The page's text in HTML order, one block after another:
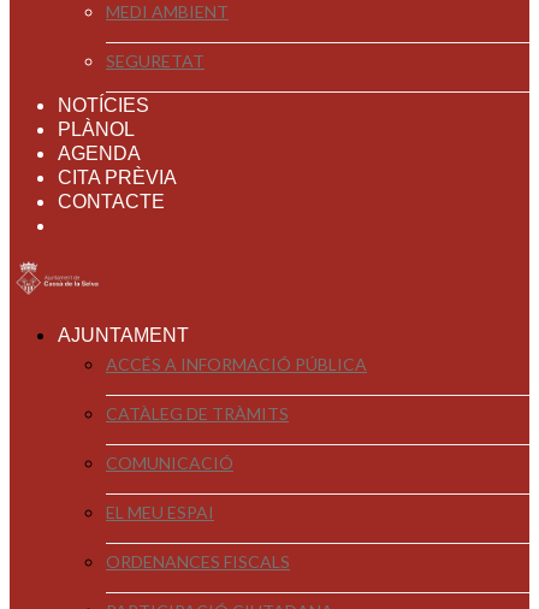
MEDI AMBIENT
SEGURETAT
NOTÍCIES
PLÀNOL
AGENDA
CITA PRÈVIA
CONTACTE
AJUNTAMENT
ACCÉS A INFORMACIÓ PÚBLICA
CATÀLEG DE TRÀMITS
COMUNICACIÓ
EL MEU ESPAI
ORDENANCES FISCALS